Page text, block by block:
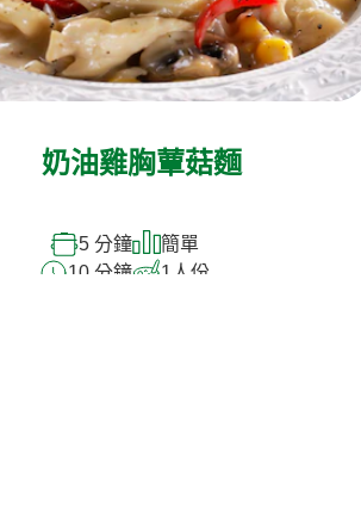
奶油雞胸蕈菇麵
5 分鐘
簡單
10 分鐘
1 人份